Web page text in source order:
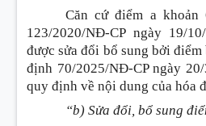
Căn cứ điểm a
123/2020/NĐ-CP ngày 19/
được sửa đổi bổ sung bởi
định 70/2025/NĐ-CP ngày
quy định về nội dung của hóa
“b) Sửa đổi, bổ sung